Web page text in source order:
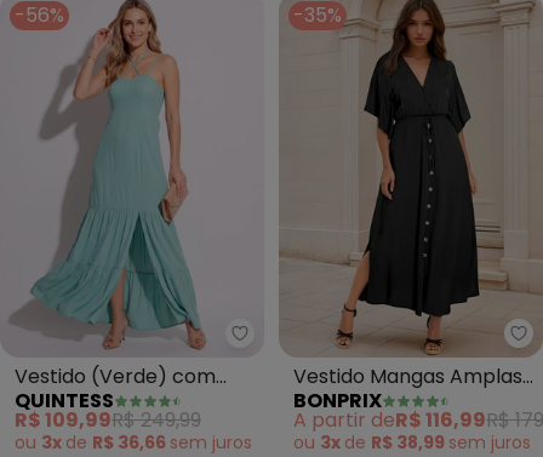
-56%
Quintess - Vestido (Verde)
Vestido (Verde) com
Alças Cruzadas
QUINTESS
R$ 109,99R$ 249,99
ou 3x de R$ 36,66 sem juros
-35%
Vestido Mangas Amplas
(Preto)
BONPRIX
A partir deR$ 116,99R$
ou 3x de R$ 38,99 sem juros